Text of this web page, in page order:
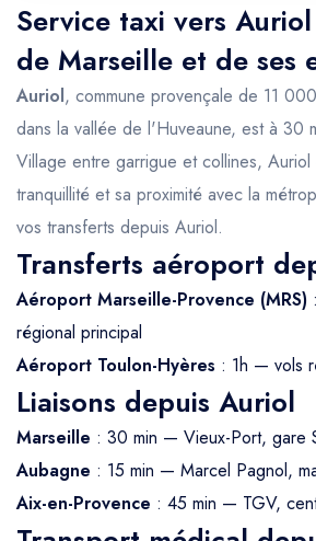
Service taxi vers
de Marseille et de ses
Auriol, commune provençale de 11
dans la vallée de l'Huveaune, est à 30
Village entre garrigue et collines,
tranquillité et sa proximité avec la
vos transferts depuis Auriol.
Transferts aéroport
Aéroport Marseille-Provence (MRS)
régional principal
Aéroport Toulon-Hyères : 1h — vols
Liaisons depuis Auriol
Marseille : 30 min — Vieux-Port, gare
Aubagne : 15 min — Marcel Pagnol,
Aix-en-Provence : 45 min — TGV,